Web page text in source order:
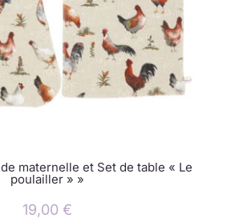
maternelle et Set de table « Le
poulailler » »
19,00 €